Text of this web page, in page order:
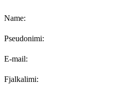
Name:
Pseudonimi:
E-mail:
Fjalkalimi: